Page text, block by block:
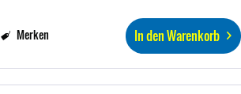
In den Warenkorb
Merken